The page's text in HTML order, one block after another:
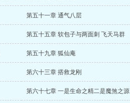
第五十一章 通气八层
第五十五章 软包子与两面刺 飞天马群
第五十九章 狐仙庵
第六十三章 搭救龙刚
第六十七章 一是生命之精二是魔煞之源